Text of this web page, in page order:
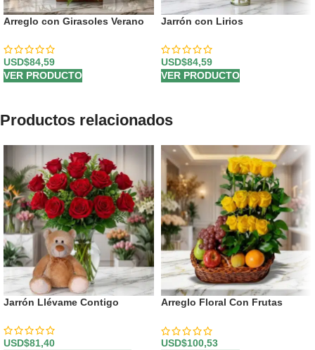
Arreglo con Girasoles Verano
USD$84,59
VER PRODUCTO
Jarrón con Lirios
USD$84,59
VER PRODUCTO
Productos relacionados
Jarrón Llévame Contigo
USD$81,40
Arreglo Floral Con Frutas
USD$100,53